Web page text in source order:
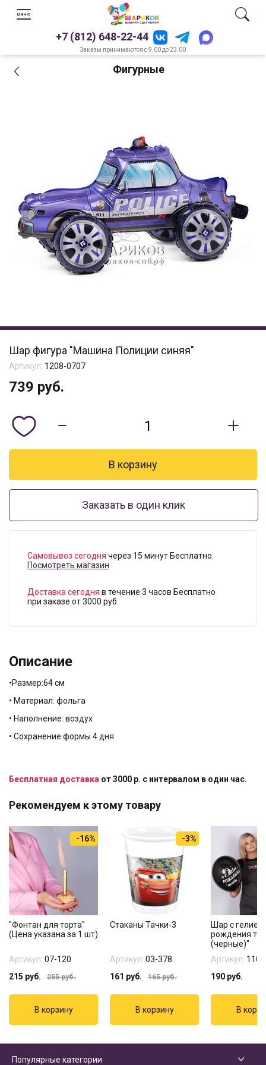
+7 (812) 648-22-44
Заказы принимаются с 9.00 до 23.00
Фигурные
Шар фигура "Машина Полиции синяя"
Артикул: 1208-0707
739 руб.
Заказать в один клик
Самовывоз сегодня через 15 минут Бесплатно.
Посмотреть магазин
Доставка сегодня в течение 3 часов Бесплатно
при заказе от 3000 руб.
Описание
•Размер:64 см
• Материал: фольга
• Наполнение: воздух
• Сохранение формы 4 дня
Бесплатная доставка от 3000 р. с интервалом в один час.
Рекомендуем к этому товару
-16%
"Фонтан для торта"
(Цена указана за 1 шт)
Артикул: 07-120
215 руб. 255руб.
-3%
Стаканы Тачки-3
Артикул: 03-378
161 руб. 165руб.
Шар с
рождения
(черные)"
Артикул:
190 руб.
Популярные категории